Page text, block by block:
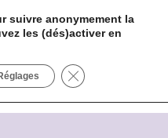
suivre anonymement la
les (dés)activer en
Fermer la